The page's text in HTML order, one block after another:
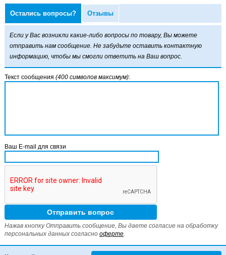
Остались вопросы? Отзывы
Если у Вас возникли какие-либо вопросы по товару, Вы можете
отправить нам сообщение. Не забудьте оставить контактную
информацию, чтобы мы смогли ответить на Ваш вопрос.
Текст сообщения (400 символов максимум):
Ваш E-mail для связи
Нажав кнопку Отправить сообщение, Вы даете согласие на обработку
персональных данных согласно оферте.